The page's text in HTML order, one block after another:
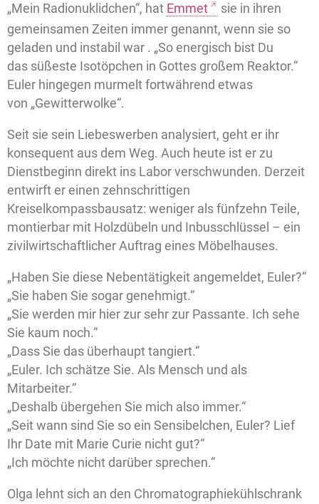
„Mein Radionuklidchen“, hat Emmet
sie in ihren
gemeinsamen Zeiten immer genannt, wenn sie so
geladen und instabil war . „So energisch bist Du
das süßeste Isotöpchen in Gottes großem Reaktor.“
Euler hingegen murmelt fortwährend etwas
von „Gewitterwolke“.
Seit sie sein Liebeswerben analysiert, geht er ihr
konsequent aus dem Weg. Auch heute ist er zu
Dienstbeginn direkt ins Labor verschwunden. Derzeit
entwirft er einen zehnschrittigen
Kreiselkompassbausatz: weniger als fünfzehn Teile,
montierbar mit Holzdübeln und Inbusschlüssel – ein
zivilwirtschaftlicher Auftrag eines Möbelhauses.
„Haben Sie diese Nebentätigkeit angemeldet, Euler?“
„Sie haben Sie sogar genehmigt.“
„Sie werden mir hier zur sehr zur Passante. Ich sehe
Sie kaum noch.“
„Dass Sie das überhaupt tangiert.“
„Euler. Ich schätze Sie. Als Mensch und als
Mitarbeiter.“
„Deshalb übergehen Sie mich also immer.“
„Seit wann sind Sie so ein Sensibelchen, Euler? Lief
Ihr Date mit Marie Curie nicht gut?“
„Ich möchte nicht darüber sprechen.“
Olga lehnt sich an den Chromatographiekühlschrank